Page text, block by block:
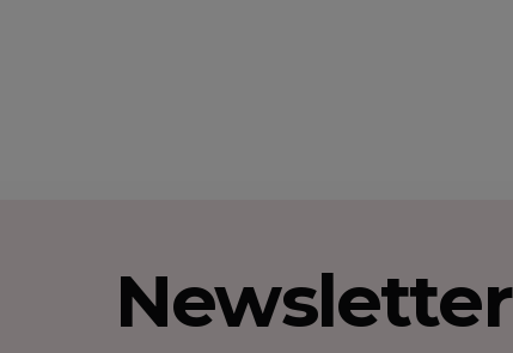
Newsletter